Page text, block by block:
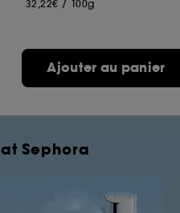
32,22€ / 100g
Ajouter au panier
Sephora